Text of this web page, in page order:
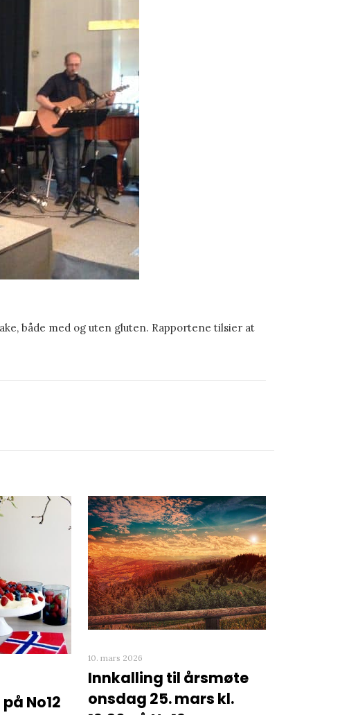
både med og uten gluten. Rapportene tilsier at
No12
10. mars 2026
Innkalling til årsmøte
onsdag 25. mars kl.